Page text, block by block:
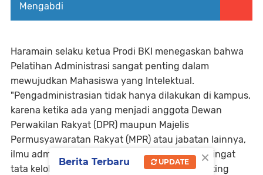
Mengabdi
Haramain selaku ketua Prodi BKI menegaskan bahwa
Pelatihan Administrasi sangat penting dalam
mewujudkan Mahasiswa yang Intelektual.
"Pengadministrasian tidak hanya dilakukan di kampus,
karena ketika ada yang menjadi anggota Dewan
Perwakilan Rakyat (DPR) maupun Majelis
Permusyawaratan Rakyat (MPR) atau jabatan lainnya,
ilmu administrasi ini sangat dibutuhkan mengingat
tata kelola persuratan merupakan bagian penting
×
Berita Terbaru UPDATE